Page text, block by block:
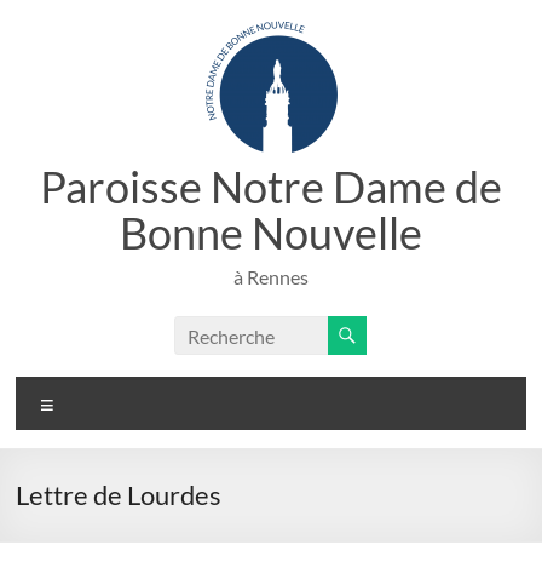
Paroisse Notre Dame de
Bonne Nouvelle
à Rennes
Lettre de Lourdes